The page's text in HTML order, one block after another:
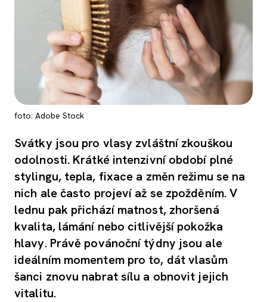
PORADNA
foto: Adobe Stock
Svátky jsou pro vlasy zvláštní zkouškou
odolnosti. Krátké intenzivní období plné
stylingu, tepla, fixace a změn režimu se na
nich ale často projeví až se zpožděním. V
lednu pak přichází matnost, zhoršená
kvalita, lámání nebo citlivější pokožka
hlavy. Právě povánoční týdny jsou ale
ideálním momentem pro to, dát vlasům
šanci znovu nabrat sílu a obnovit jejich
vitalitu.